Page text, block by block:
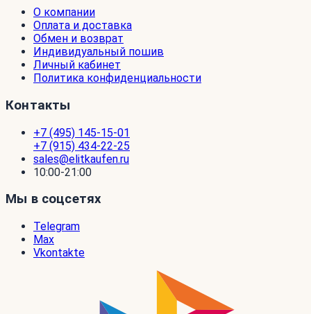
О компании
Оплата и доставка
Обмен и возврат
Индивидуальный пошив
Личный кабинет
Политика конфиденциальности
Контакты
+7 (495) 145-15-01
+7 (915) 434-22-25
sales@elitkaufen.ru
10:00-21:00
Мы в соцсетях
Telegram
Max
Vkontakte